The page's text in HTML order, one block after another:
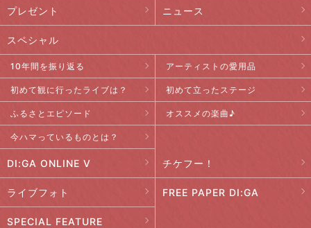
プレゼント ニュース
スペシャル
10年間を振り返る アーティストの愛用品
初めて観に行ったライブは？ 初めて立ったステージ
ふるさとエピソード オススメの楽曲♪
今ハマっているものとは？
DI:GA ONLINE V チケフー！
ライブフォト FREE PAPER DI:GA
SPECIAL FEATURE